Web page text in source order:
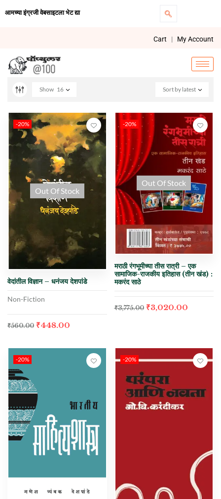
आमच्या इंग्रजी वेबसाइटला भेट द्या
Cart | My Account
Sort by latest
Show 16
-20%
Out Of Stock
वेदांतील विज्ञान – धनंजय देशपांडे
Non-Fiction
₹560.00 ₹448.00
-20%
Out Of Stock
मराठी रंगभूमीच्या तीस रात्री – एक
सामाजिक-राजकीय इतिहास (तीन खंड) :
मकरंद साठे
₹3,775.00 ₹3,020.00
-20% -20%